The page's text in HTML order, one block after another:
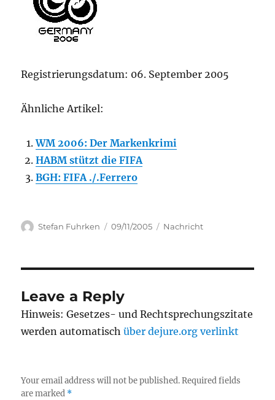
Registrierungsdatum: 06. September 2005
Ähnliche Artikel:
WM 2006: Der Markenkrimi
HABM stützt die FIFA
BGH: FIFA ./.Ferrero
Author
Stefan Fuhrken
Posted
09/11/2005 Categories
Nachricht
Leave a Reply
Hinweis: Gesetzes- und Rechtsprechungszitate
werden automatischüber dejure.org verlinkt
Your email address will not be published. Required fields
are marked *